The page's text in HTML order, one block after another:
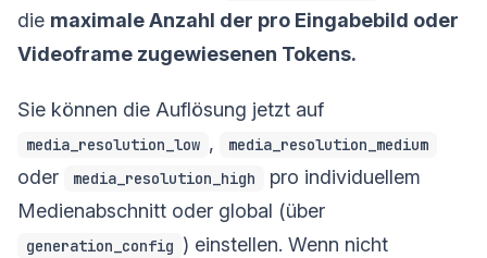
die maximale Anzahl der pro Eingabebild oder
Videoframe zugewiesenen Tokens.
Sie können die Auflösung jetzt auf
media_resolution_low , media_resolution_medium
oder media_resolution_high
pro individuellem
Medienabschnitt oder global (über
generation_config ) einstellen. Wenn nicht